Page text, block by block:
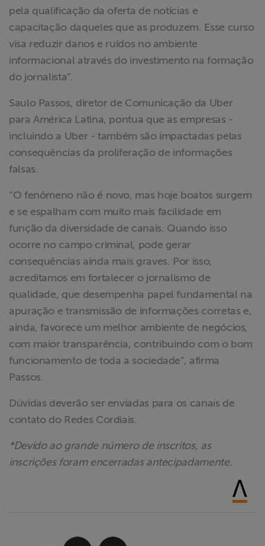
pela qualificação da oferta de notícias e
capacitação daqueles que as produzem. Esse curso
visa reduzir danos e ruídos no ambiente
informacional através do investimento na formação
do jornalista”.
Saulo Passos, diretor de Comunicação da Uber
para América Latina, pontua que as empresas -
incluindo a Uber - também são impactadas pelas
consequências da proliferação de informações
falsas.
“O fenômeno não é novo, mas hoje boatos surgem
e se espalham com muito mais facilidade em
função da diversidade de canais. Quando isso
ocorre no campo criminal, pode gerar
consequências ainda mais graves. Por isso,
acreditamos em fortalecer o jornalismo de
qualidade, que desempenha papel fundamental na
apuração e transmissão de informações corretas e,
ainda, favorece um melhor ambiente de negócios,
com maior transparência, contribuindo com o bom
funcionamento de toda a sociedade”, afirma
Passos.
Dúvidas deverão ser enviadas para os canais de
contato do Redes Cordiais.
*Devido ao grande número de inscritos, as
inscrições foram encerradas antecipadamente.